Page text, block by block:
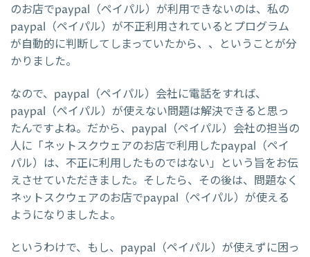
のお店でpaypal（ペイパル）が利用できないのは、私の
paypal（ペイパル）が不正利用されているとプログラム
が自動的に判断してしまっていたから、、ということが分
かりました。
なので、paypal（ペイパル）会社に電話をすれば、
paypal（ペイパル）が使えない問題は解決できると思っ
たんですよね。だから、paypal（ペイパル）会社の担当の
人に「ネットスクウェアのお店で利用したpaypal（ペイ
パル）は、不正に利用したものではない」という旨をお伝
えさせていただきました。そしたら、その後は、問題なく
ネットスクウェアのお店でpaypal（ペイパル）が使える
ようになりましたよ。
というわけで、もし、paypal（ペイパル）が使えずに困っ